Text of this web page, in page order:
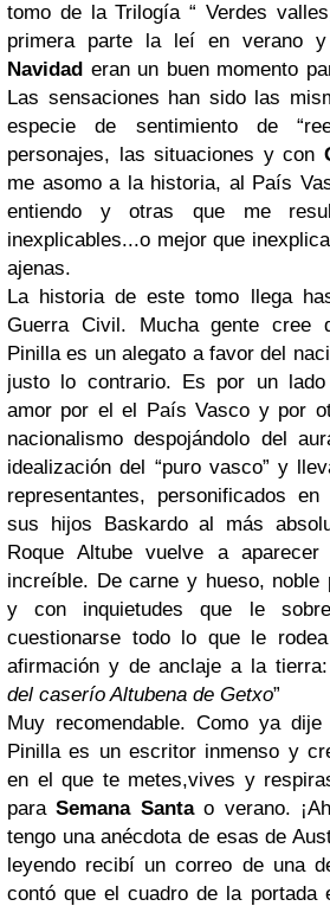
tomo de la Trilogía “ Verdes
primera parte la leí en verano
Navidad eran un buen momento
Las sensaciones han sido las
especie de sentimiento de
personajes, las situaciones y con
me asomo a la historia, al País
entiendo y otras que me
inexplicables...o mejor que
ajenas.
La historia de este tomo llega
Guerra Civil. Mucha gente cree
Pinilla es un alegato a favor del
justo lo contrario. Es por un
amor por el el País Vasco y por
nacionalismo despojándolo del
idealización del “puro vasco” y
representantes, personificados
sus hijos Baskardo al más
Roque Altube vuelve a
increíble. De carne y hueso, noble
y con inquietudes que le
cuestionarse todo lo que le
afirmación y de anclaje a la tierra:
del caserío Altubena de Getxo”
Muy recomendable. Como ya
Pinilla es un escritor inmenso y
en el que te metes,vives y
paraSemana Santao verano.
tengo una anécdota de esas de
leyendo recibí un correo de una
contó que el cuadro de la portada